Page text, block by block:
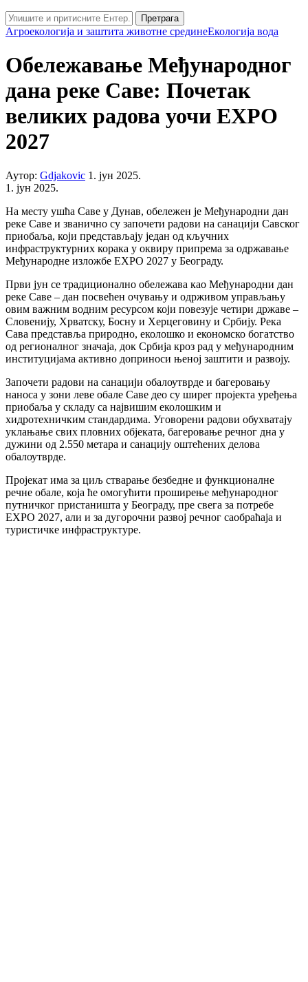
Претрага
Агроекологија и заштита животне срединеЕкологија вода
Oбележавање Међународног
дана реке Саве: Почетак
великих радова уочи EXPO
2027
Аутор: Gdjakovic 1. јун 2025.
1. јун 2025.
На месту ушћа Саве у Дунав, обележен је Међународни дан
реке Саве и званично су започети радови на санацији Савског
приобаља, који представљају један од кључних
инфраструктурних корака у оквиру припрема за одржавање
Међународне изложбе EXPO 2027 у Београду.
Први јун се традиционално обележава као Међународни дан
реке Саве – дан посвећен очувању и одрживом управљању
овим важним водним ресурсом који повезује четири државе –
Словенију, Хрватску, Босну и Херцеговину и Србију. Река
Сава представља природно, еколошко и економско богатство
од регионалног значаја, док Србија кроз рад у међународним
институцијама активно доприноси њеној заштити и развоју.
Започети радови на санацији обалоутврде и багеровању
наноса у зони леве обале Саве део су ширег пројекта уређења
приобаља у складу са највишим еколошким и
хидротехничким стандардима. Уговорени радови обухватају
уклањање свих пловних објеката, багеровање речног дна у
дужини од 2.550 метара и санацију оштећених делова
обалоутврде.
Пројекат има за циљ стварање безбедне и функционалне
речне обале, која ће омогућити проширење међународног
путничког пристаништа у Београду, пре свега за потребе
EXPO 2027, али и за дугорочни развој речног саобраћаја и
туристичке инфраструктуре.